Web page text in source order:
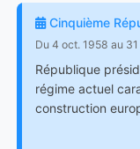
Cinquième
Du 4 oct. 1958 au
République
régime actuel
construction